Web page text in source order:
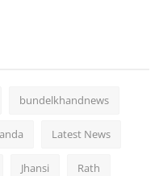
bundelkhandnews
Latest News
Jhansi Rath